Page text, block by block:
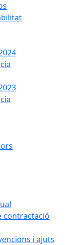
contractació
i ajuts